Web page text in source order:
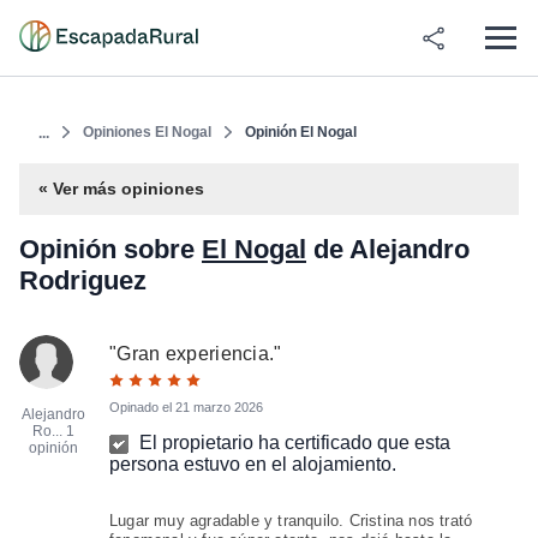
... Opiniones El Nogal Opinión El Nogal
« Ver más opiniones
Opinión sobre El Nogal de Alejandro
Rodriguez
Alejandro
Ro... 1
opinión
"Gran experiencia."
Opinado el 21 marzo 2026
El propietario ha certificado que esta
persona estuvo en el alojamiento.
Lugar muy agradable y tranquilo. Cristina nos trató